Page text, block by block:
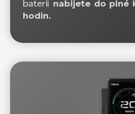
baterii nabijete do plné
hodin.